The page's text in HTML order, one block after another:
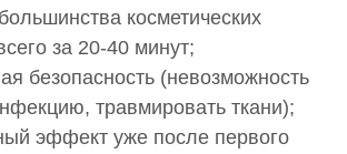
косметических
за 20-40 минут;
безопасность (невозможность
травмировать ткани);
эффект уже после первого